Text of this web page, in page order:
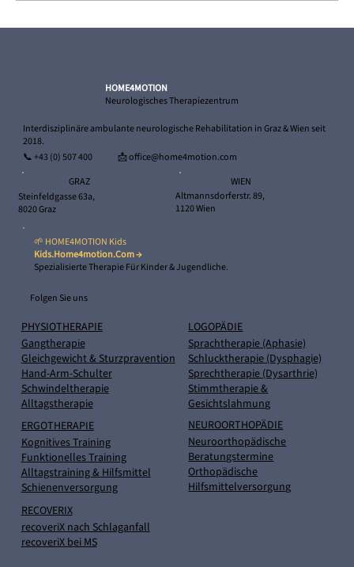
LOGOPÄDIE
Sprachtherapie (Aphasie)
Schlucktherapie (Dysphagie)
Sprechtherapie (Dysarthrie)
Stimmtherapie &
Gesichtslahmung
NEUROORTHOPÄDIE
Neuroorthopädische
Beratungstermine
Orthopädische
Hilfsmittelversorgung
HOME4MOTION
Neurologisches Therapiezentrum
Interdisziplinäre ambulante neurologische Rehabilitation in Graz & Wien seit
2018.
📞+43 (0) 507 400 📩 office@home4motion.com
GRAZ
Steinfeldgasse 63a,
8020 Graz
WIEN
Altmannsdorferstr. 89,
1120 Wien
🌱 HOME4MOTION Kids
Kids.home4motion.com →
Spezialisierte Therapie Für Kinder & Jugendliche.
Folgen Sie uns
PHYSIOTHERAPIE
Gangtherapie
Gleichgewicht & Sturzpravention
Hand-Arm-Schulter
Schwindeltherapie
Alltagstherapie
ERGOTHERAPIE
Kognitives Training
Funktionelles Training
Alltagstraining & Hilfsmittel
Schienenversorgung
RECOVERIX
recoveriX nach Schlaganfall
recoveriX bei MS